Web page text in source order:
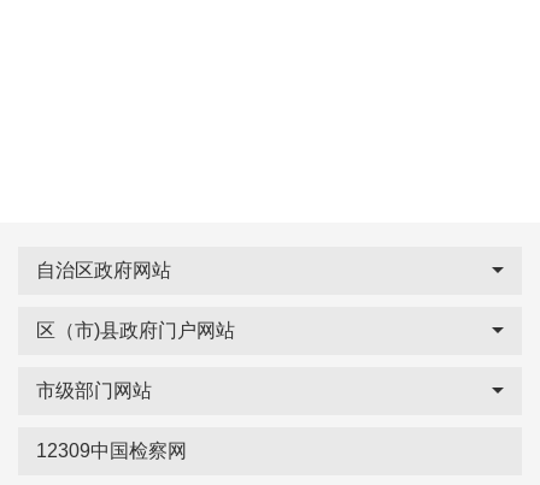
自治区政府网站
区（市)县政府门户网站
市级部门网站
12309中国检察网